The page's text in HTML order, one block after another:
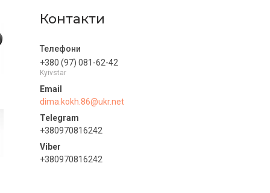
Контакти
+380 (97) 081-62-42
Kyivstar
dima.kokh.86@ukr.net
+380970816242
+380970816242